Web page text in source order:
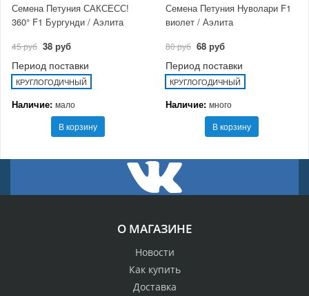
Семена Петуния САКСЕСС!
360° F1 Бургунди / Аэлита
45 руб 38 руб
Период поставки
КРУГЛОГОДИЧНЫЙ
Наличие: мало
В корзину
Семена Петуния Нуволари F1
виолет / Аэлита
80 руб 68 руб
Период поставки
КРУГЛОГОДИЧНЫЙ
Наличие: много
В корзину
О МАГАЗИНЕ
Новости
Как купить
Доставка